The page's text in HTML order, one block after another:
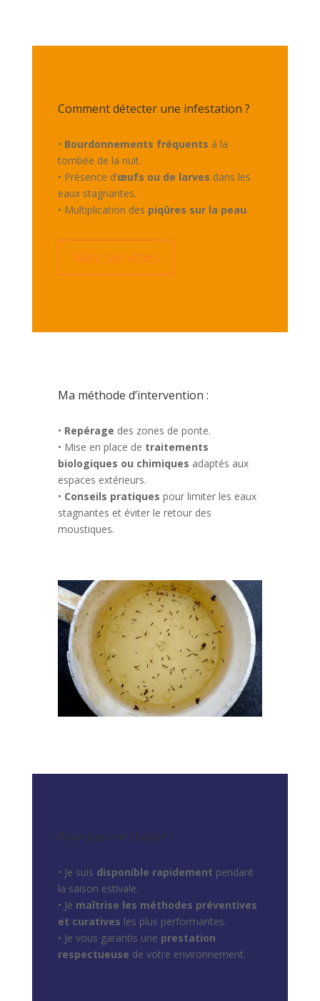
Comment détecter une infestation ?
• Bourdonnements fréquents à la
tombée de la nuit.
• Présence d’œufs ou de larves dans les
eaux stagnantes.
• Multiplication des piqûres sur la peau.
Mes services
Ma méthode d’intervention :
• Repérage des zones de ponte.
• Mise en place de traitements
biologiques ou chimiques adaptés aux
espaces extérieurs.
• Conseils pratiques pour limiter les eaux
stagnantes et éviter le retour des
moustiques.
Pourquoi me choisir ?
• Je suis disponible rapidement pendant
la saison estivale.
• Je maîtrise les méthodes préventives
et curatives les plus performantes.
• Je vous garantis une prestation
respectueuse de votre environnement.